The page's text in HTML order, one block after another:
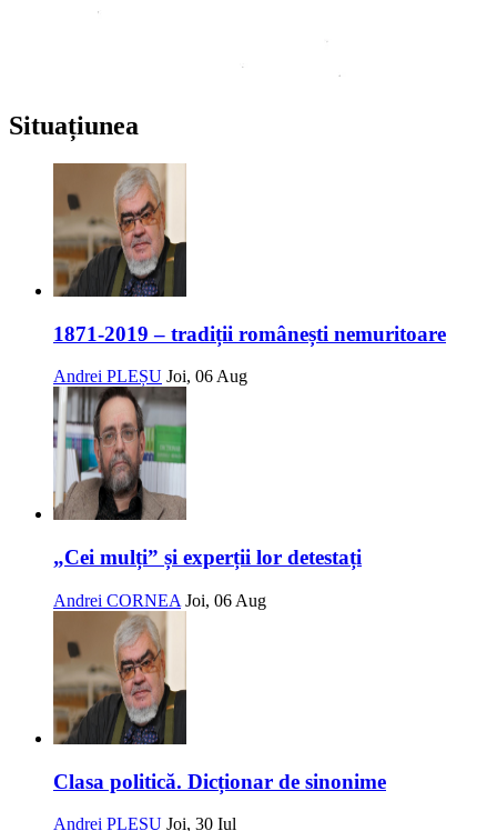
Situațiunea
1871-2019 – tradiții românești nemuritoare
Andrei PLEȘU Joi, 06 Aug
„Cei mulți” și experții lor detestați
Andrei CORNEA Joi, 06 Aug
Clasa politică. Dicționar de sinonime
Andrei PLEȘU Joi, 30 Iul